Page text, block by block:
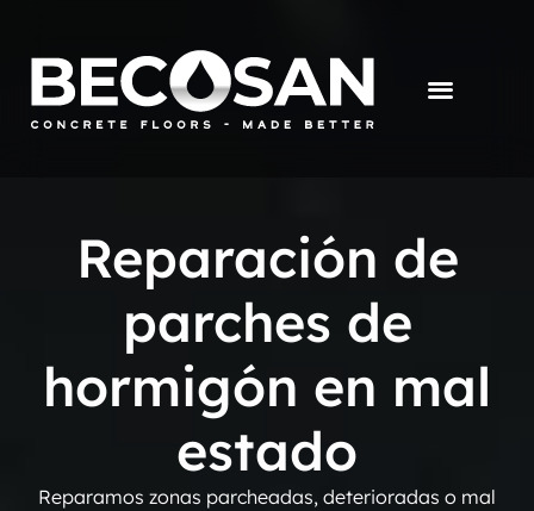
Reparación de
parches de
hormigón en mal
estado
Reparamos zonas parcheadas, deterioradas o mal